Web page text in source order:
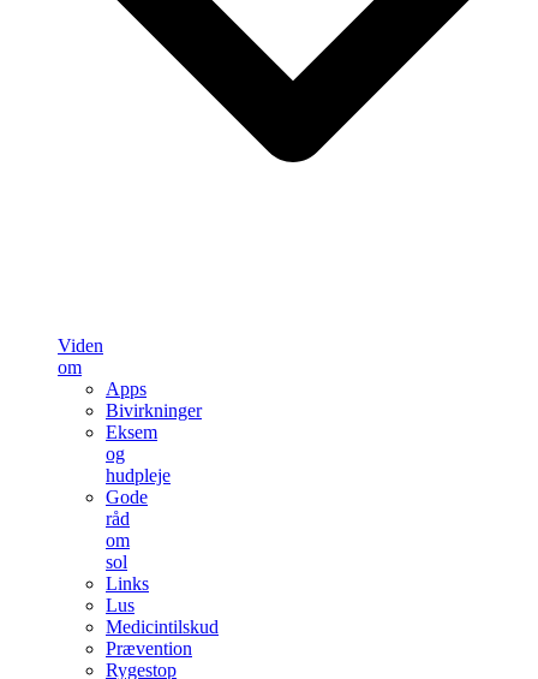
Viden
om
Apps
Bivirkninger
Eksem
og
hudpleje
Gode
råd
om
sol
Links
Lus
Medicintilskud
Prævention
Rygestop